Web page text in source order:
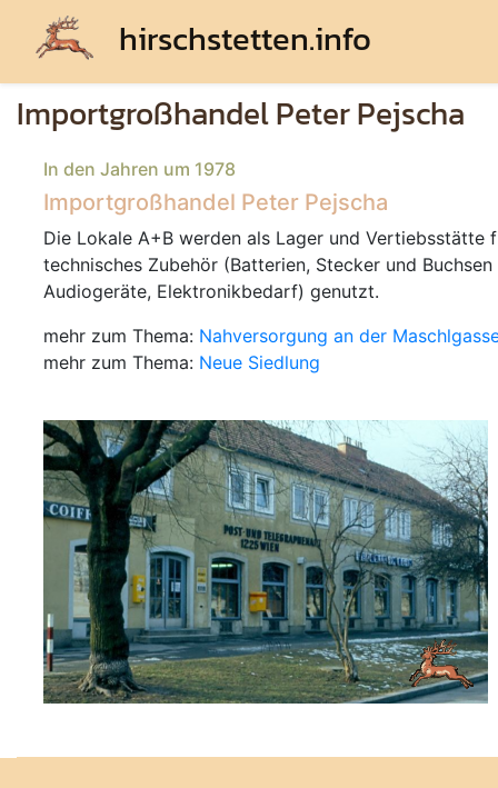
hirschstetten.info
Importgroßhandel Peter Pejscha
In den Jahren um 1978
Importgroßhandel Peter Pejscha
Die Lokale A+B werden als Lager und Vertiebsstätte
technisches Zubehör (Batterien, Stecker und
Audiogeräte, Elektronikbedarf) genutzt.
mehr zum Thema: Nahversorgung an der
mehr zum Thema: Neue Siedlung